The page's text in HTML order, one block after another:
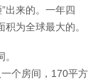
出来的。一年四
为全球最大的。
个房间，170平方